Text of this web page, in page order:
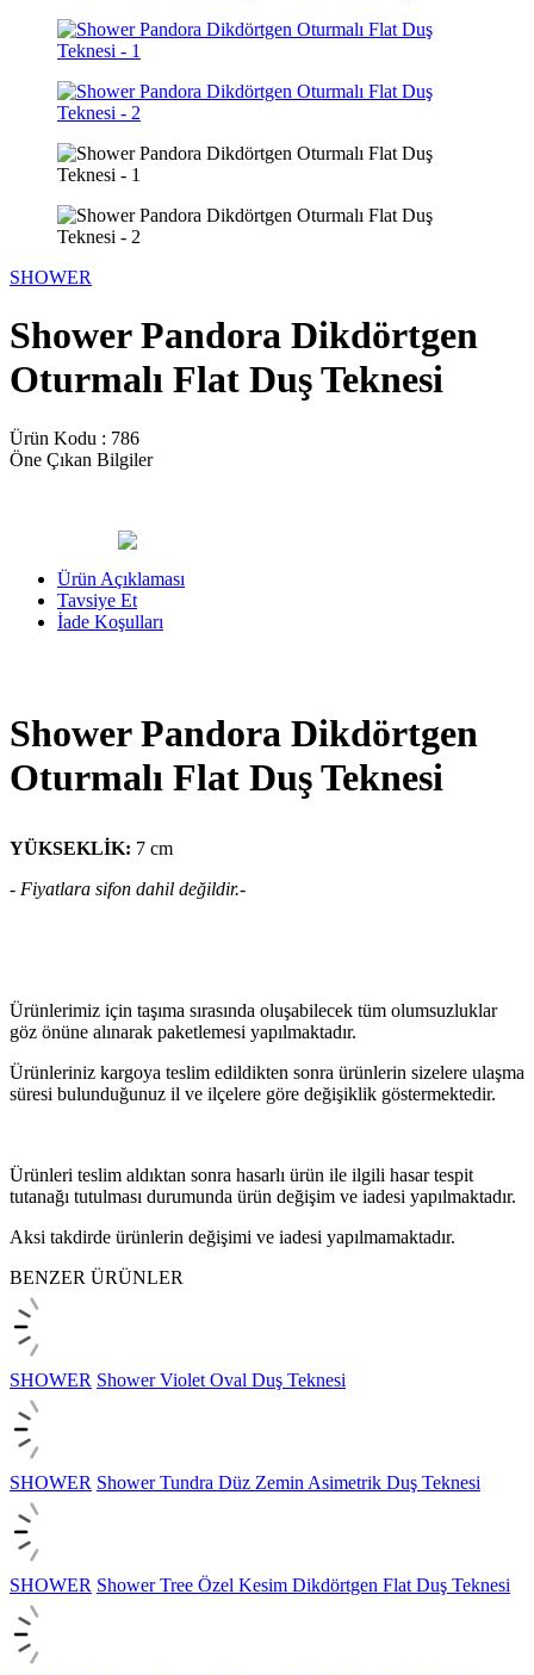
SHOWER
Shower Pandora Dikdörtgen
Oturmalı Flat Duş Teknesi
Ürün Kodu : 786
Öne Çıkan Bilgiler
Ürün Açıklaması
Tavsiye Et
İade Koşulları
Shower Pandora Dikdörtgen
Oturmalı Flat Duş Teknesi
YÜKSEKLİK: 7 cm
- Fiyatlara sifon dahil değildir.-
Ürünlerimiz için taşıma sırasında oluşabilecek tüm olumsuzluklar
göz önüne alınarak paketlemesi yapılmaktadır.
Ürünleriniz kargoya teslim edildikten sonra ürünlerin sizelere ulaşma
süresi bulunduğunuz il ve ilçelere göre değişiklik göstermektedir.
Ürünleri teslim aldıktan sonra hasarlı ürün ile ilgili hasar tespit
tutanağı tutulması durumunda ürün değişim ve iadesi yapılmaktadır.
Aksi takdirde ürünlerin değişimi ve iadesi yapılmamaktadır.
BENZER ÜRÜNLER
SHOWER Shower Violet Oval Duş Teknesi
SHOWER Shower Tundra Düz Zemin Asimetrik Duş Teknesi
SHOWER Shower Tree Özel Kesim Dikdörtgen Flat Duş Teknesi